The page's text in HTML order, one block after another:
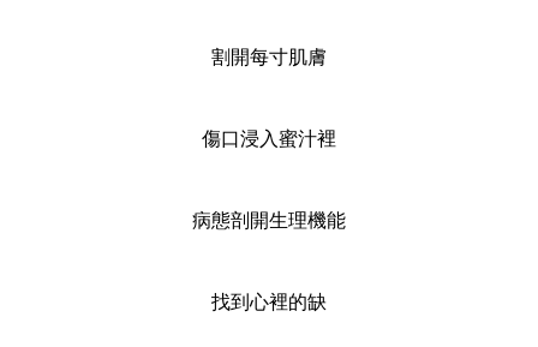
割開每寸肌膚
傷口浸入蜜汁裡
病態剖開生理機能
找到心裡的缺